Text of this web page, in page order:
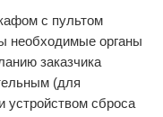
с пультом
необходимые органы
заказчика
(для
устройством сброса